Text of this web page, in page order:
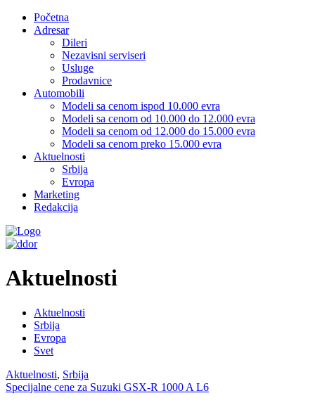
Početna
Adresar
Dileri
Nezavisni serviseri
Usluge
Prodavnice
Automobili
Modeli sa cenom ispod 10.000 evra
Modeli sa cenom od 10.000 do 12.000 evra
Modeli sa cenom od 12.000 do 15.000 evra
Modeli sa cenom preko 15.000 evra
Aktuelnosti
Srbija
Evropa
Marketing
Redakcija
Aktuelnosti
Aktuelnosti
Srbija
Evropa
Svet
Aktuelnosti, Srbija
Specijalne cene za Suzuki GSX-R 1000 A L6